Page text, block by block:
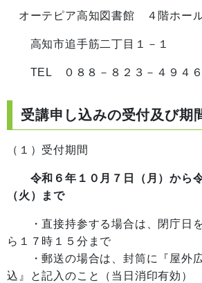
オーテピア高知図書館 ４階ホー
高知市追手筋二丁目１－１
TEL ０８８－８２３－４９４６
受講申し込みの受付及び期
（１）受付期間
令和６年１０月７日（月）から
（火）まで
・直接持参する場合は、閉庁日
ら１７時１５分まで
・郵送の場合は、封筒に『屋外広
込』と記入のこと（当日消印有効）